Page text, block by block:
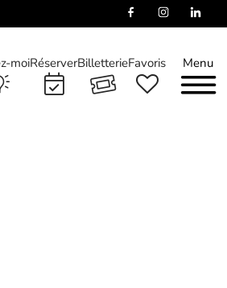
Menu
moiRéserverBilletterieFavoris